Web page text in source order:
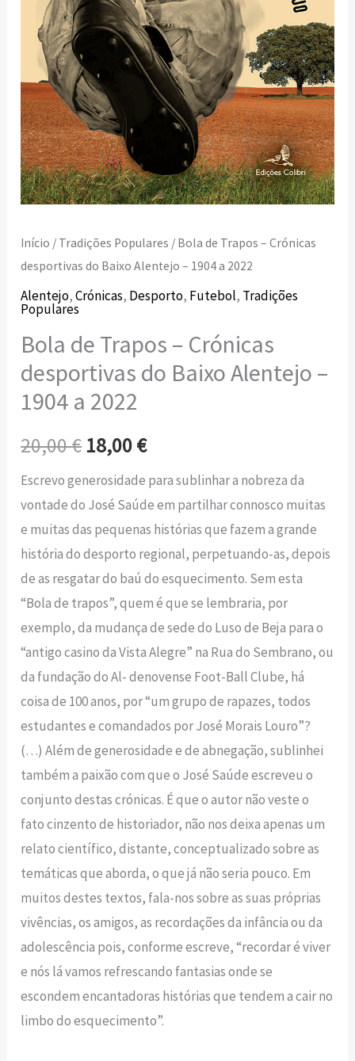
Início / Tradições Populares / Bola de Trapos – Crónicas
desportivas do Baixo Alentejo – 1904 a 2022
Alentejo,Crónicas, Desporto, Futebol, Tradições
Populares
Bola de Trapos – Crónicas
desportivas do Baixo Alentejo –
1904 a 2022
20,00€ 18,00€
Escrevo generosidade para sublinhar a nobreza da
vontade do José Saúde em partilhar connosco muitas
e muitas das pequenas histórias que fazem a grande
história do desporto regional, perpetuando-as, depois
de as resgatar do baú do esquecimento. Sem esta
“Bola de trapos”, quem é que se lembraria, por
exemplo, da mudança de sede do Luso de Beja para o
“antigo casino da Vista Alegre” na Rua do Sembrano, ou
da fundação do Al- denovense Foot-Ball Clube, há
coisa de 100 anos, por “um grupo de rapazes, todos
estudantes e comandados por José Morais Louro”?
(…) Além de generosidade e de abnegação, sublinhei
também a paixão com que o José Saúde escreveu o
conjunto destas crónicas. É que o autor não veste o
fato cinzento de historiador, não nos deixa apenas um
relato científico, distante, conceptualizado sobre as
temáticas que aborda, o que já não seria pouco. Em
muitos destes textos, fala-nos sobre as suas próprias
vivências, os amigos, as recordações da infância ou da
adolescência pois, conforme escreve, “recordar é viver
e nós lá vamos refrescando fantasias onde se
escondem encantadoras histórias que tendem a cair no
limbo do esquecimento”.
Alentejo
1904
a
2022